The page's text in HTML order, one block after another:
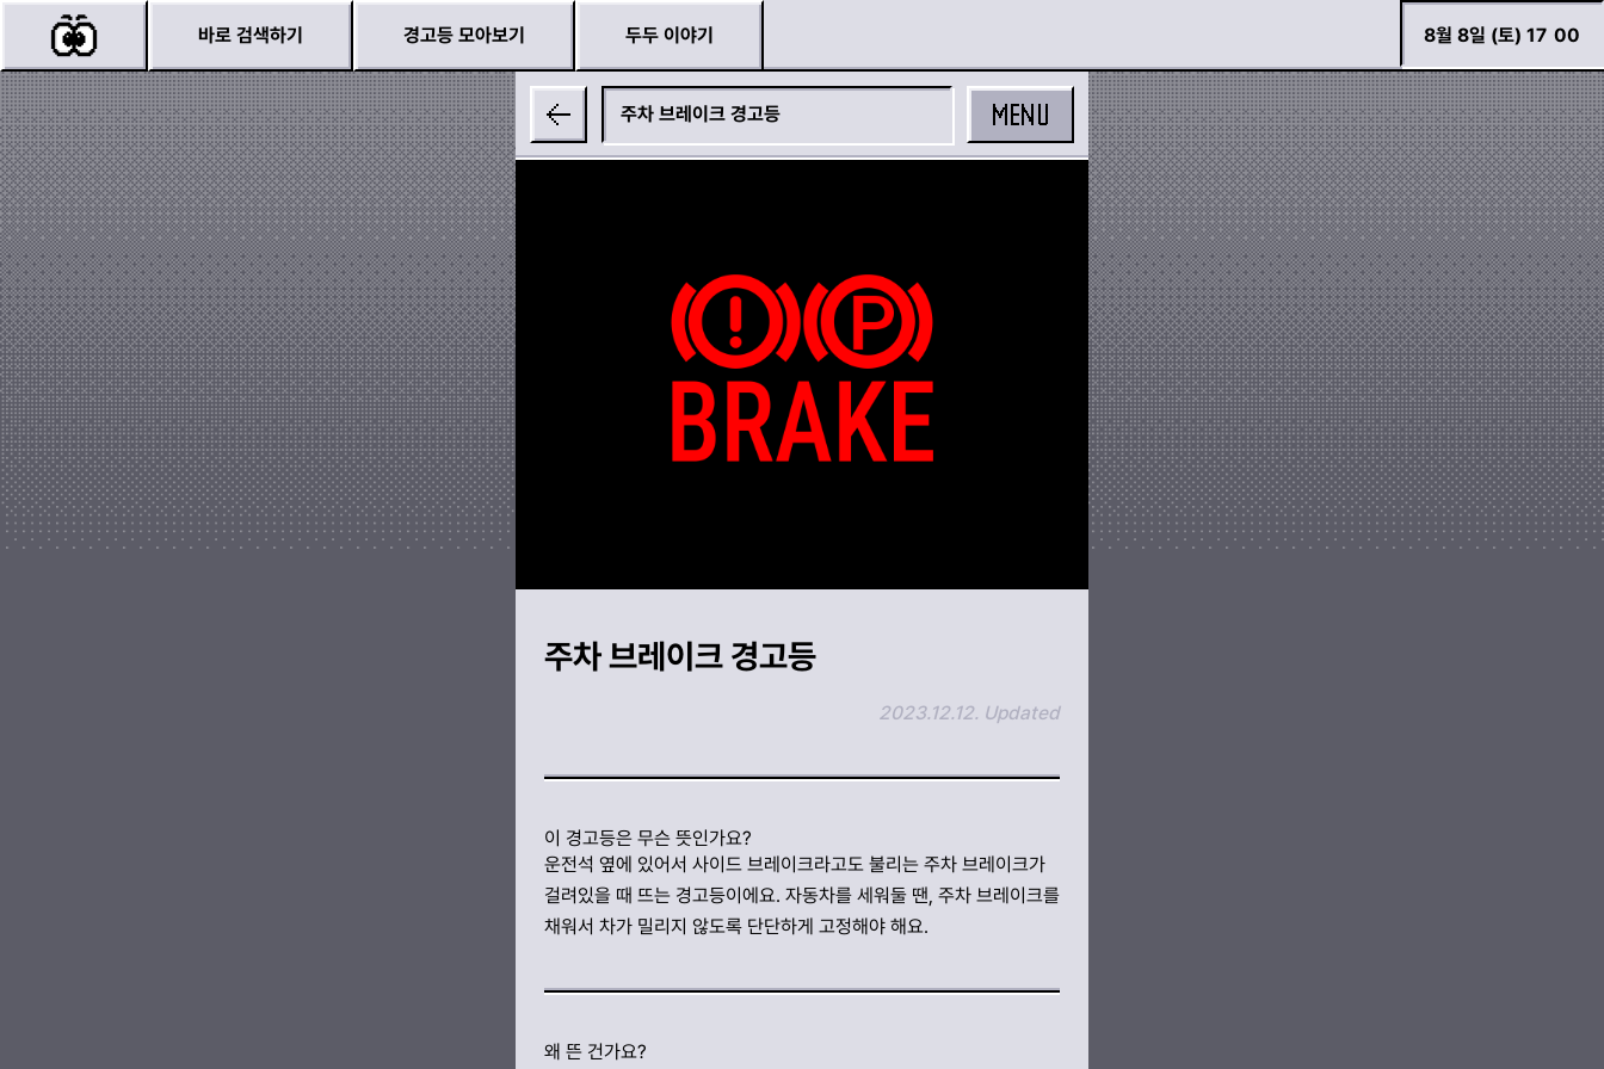
바로 검색하기 경고등 모아보기 두두 이야기 8월 8일 (토) 17 00
MENU
바로 검색하기
경고등 모아보기
두두 이야기
주차 브레이크 경고등
주차 브레이크 경고등
2023.12.12. Updated
이 경고등은 무슨 뜻인가요?
운전석 옆에 있어서 사이드 브레이크라고도 불리는 주차 브레이크가
걸려있을 때 뜨는 경고등이에요. 자동차를 세워둘 땐, 주차 브레이크를
채워서 차가 밀리지 않도록 단단하게 고정해야 해요.
왜 뜬 건가요?